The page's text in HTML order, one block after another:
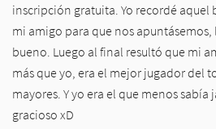
inscripción gratuita. Yo recordé
mi amigo para que nos
bueno. Luego al final resultó que mi
más que yo, era el mejor jugador del
mayores. Y yo era el que menos
gracioso xD